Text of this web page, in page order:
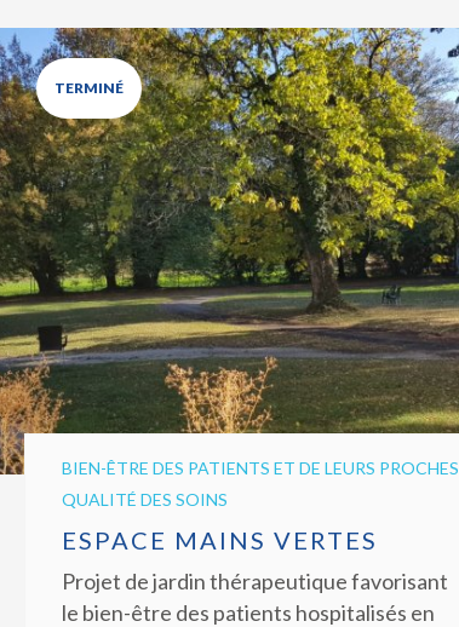
TERMINÉ
BIEN-ÊTRE DES PATIENTS ET DE LEURS PROCHES
QUALITÉ DES SOINS
ESPACE MAINS VERTES
Projet de jardin thérapeutique favorisant
le bien-être des patients hospitalisés en